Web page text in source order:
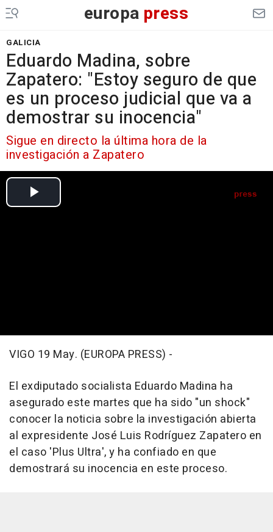
europa press
GALICIA
Eduardo Madina, sobre
Zapatero: "Estoy seguro de que
es un proceso judicial que va a
demostrar su inocencia"
Sigue en directo la última hora de la
investigación a Zapatero
VIGO 19 May. (EUROPA PRESS) -
El exdiputado socialista Eduardo Madina ha
asegurado este martes que ha sido "un shock"
conocer la noticia sobre la investigación abierta
al expresidente José Luis Rodríguez Zapatero en
el caso 'Plus Ultra', y ha confiado en que
demostrará su inocencia en este proceso.